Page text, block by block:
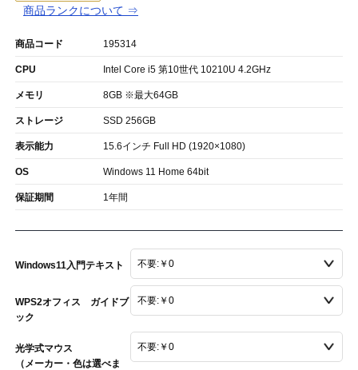
商品ランクについて ⇒
商品コード 195314
CPU Intel Core i5 第10世代 10210U 4.2GHz
メモリ 8GB ※最大64GB
ストレージ SSD 256GB
表示能力 15.6インチ Full HD (1920×1080)
OS Windows 11 Home 64bit
保証期間 1年間
Windows11入門テキスト
WPS2オフィス ガイドブ
ック
光学式マウス
（メーカー・色は選べま